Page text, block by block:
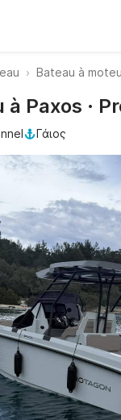
Bateau à
à Paxos ·
Γάιος